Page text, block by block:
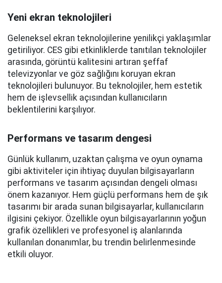
Yeni ekran teknolojileri
Geleneksel ekran teknolojilerine yenilikçi yaklaşımlar
getiriliyor. CES gibi etkinliklerde tanıtılan teknolojiler
arasında, görüntü kalitesini artıran şeffaf
televizyonlar ve göz sağlığını koruyan ekran
teknolojileri bulunuyor. Bu teknolojiler, hem estetik
hem de işlevsellik açısından kullanıcıların
beklentilerini karşılıyor.
Performans ve tasarım dengesi
Günlük kullanım, uzaktan çalışma ve oyun oynama
gibi aktiviteler için ihtiyaç duyulan bilgisayarların
performans ve tasarım açısından dengeli olması
önem kazanıyor. Hem güçlü performans hem de şık
tasarımı bir arada sunan bilgisayarlar, kullanıcıların
ilgisini çekiyor. Özellikle oyun bilgisayarlarının yoğun
grafik özellikleri ve profesyonel iş alanlarında
kullanılan donanımlar, bu trendin belirlenmesinde
etkili oluyor.